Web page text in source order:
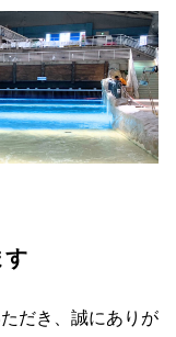
す
だき、誠にありが